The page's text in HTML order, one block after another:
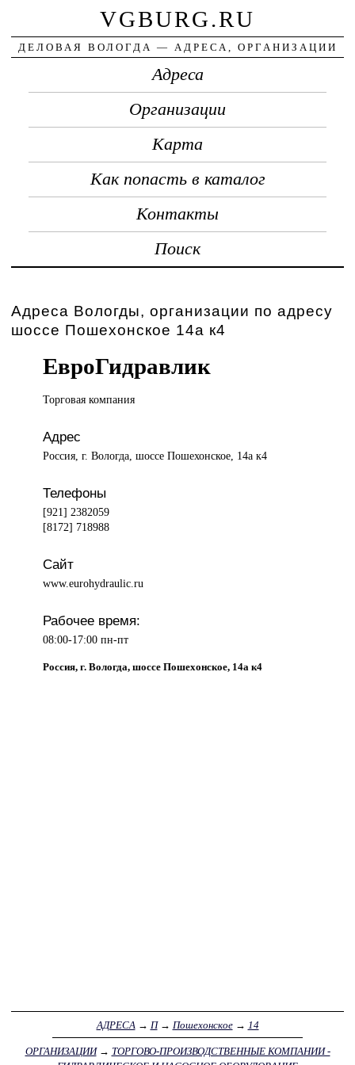
VGBURG.RU
ДЕЛОВАЯ ВОЛОГДА — АДРЕСА, ОРГАНИЗАЦИИ
Адреса
Организации
Карта
Как попасть в каталог
Контакты
Поиск
Адреса Вологды, организации по адресу
шоссе Пошехонское 14а к4
ЕвроГидравлик
Торговая компания
Адрес
Россия, г. Вологда, шоссе Пошехонское, 14а к4
Телефоны
[921] 2382059
[8172] 718988
Сайт
www.eurohydraulic.ru
Рабочее время:
08:00-17:00 пн-пт
Россия, г. Вологда, шоссе Пошехонское, 14а к4
АДРЕСА → П→ Пошехонское→ 14
ОРГАНИЗАЦИИ→ ТОРГОВО-ПРОИЗВОДСТВЕННЫЕ КОМПАНИИ -